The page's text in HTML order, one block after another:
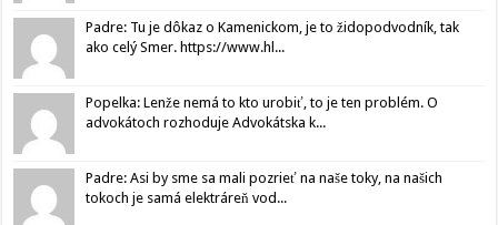
Padre: Tu je dôkaz o Kamenickom, je to židopodvodník, tak
ako celý Smer. https://www.hl...
Popelka: Lenže nemá to kto urobiť, to je ten problém. O
advokátoch rozhoduje Advokátska k...
Padre: Asi by sme sa mali pozrieť na naše toky, na našich
tokoch je samá elektráreň vod...